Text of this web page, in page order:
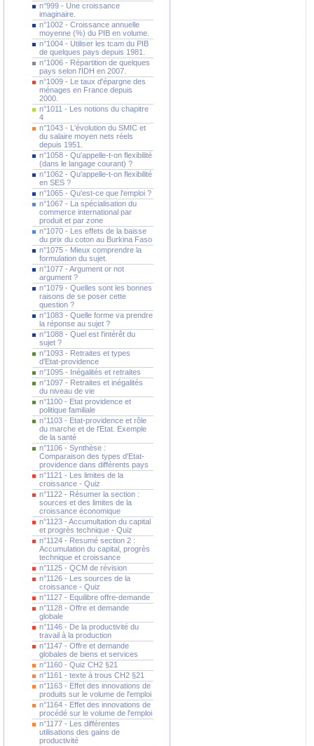
n°999 - Une croissance
imaginaire.
n°1002 - Croissance annuelle
moyenne (%) du PIB en volume.
n°1004 - Utiliser les tcam du PIB
de quelques pays depuis 1981.
n°1006 - Répartition de quelques
pays selon l'IDH en 2007.
n°1009 - Le taux d'épargne des
ménages en France depuis
2000.
n°1011 - Les notions du chapitre
4
n°1043 - L'évolution du SMIC et
du salaire moyen nets réels
depuis 1951.
n°1058 - Qu'appelle-t-on flexibilité
(dans le langage courant) ?
n°1062 - Qu'appelle-t-on flexibilité
en SES ?
n°1065 - Qu'est-ce que l'emploi ?
n°1067 - La spécialisation du
commerce international par
produit et par zone
n°1070 - Les effets de la baisse
du prix du coton au Burkina Faso
n°1075 - Mieux comprendre la
formulation du sujet.
n°1077 - Argument or not
argument ?
n°1079 - Quelles sont les bonnes
raisons de se poser cette
question ?
n°1083 - Quelle forme va prendre
la réponse au sujet ?
n°1088 - Quel est l'intérêt du
sujet ?
n°1093 - Retraites et types
d'Etat-providence
n°1095 - Inégalités et retraites
n°1097 - Retraites et inégalités
du niveau de vie
n°1100 - Etat providence et
politique familiale
n°1103 - Etat-providence et rôle
du marche et de l'Etat. Exemple
de la santé
n°1106 - Synthèse :
Comparaison des types d'Etat-
providence dans différents pays
n°1121 - Les limites de la
croissance - Quiz
n°1122 - Résumer la section :
sources et des limites de la
croissance économique
n°1123 - Accumultation du capital
et progrès technique - Quiz
n°1124 - Resumé section 2 :
Accumulation du capital, progrès
technique et croissance
n°1125 - QCM de révision
n°1126 - Les sources de la
croissance - Quiz
n°1127 - Equilibre offre-demande
n°1128 - Offre et demande
globale
n°1146 - De la productivité du
travail à la production
n°1147 - Offre et demande
globales de biens et services
n°1160 - Quiz CH2 §21
n°1161 - texte à trous CH2 §21
n°1163 - Effet des innovations de
produits sur le volume de l'emploi
n°1164 - Effet des innovations de
procédé sur le volume de l'emploi
n°1177 - Les différentes
utilisations des gains de
productivité